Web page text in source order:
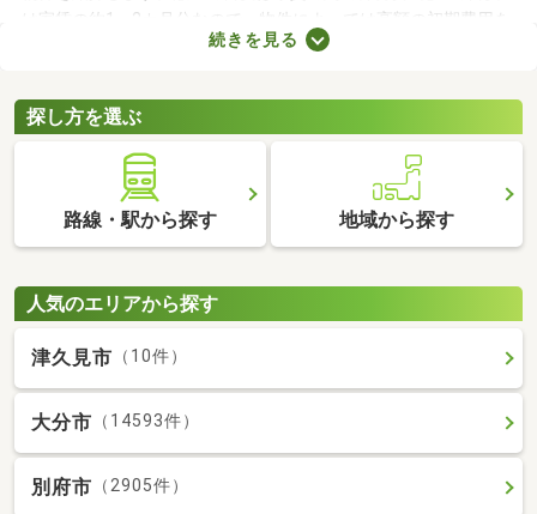
は家賃の約1～2カ月分なので、物件によっては高額の初期費用を
用意しなければなりません。新生活に必要な家具や家電、インテ
部屋を見つけましょう。
続きを見る
探し方を選ぶ
路線・駅から探す 地域から探す
人気のエリアから探す
津久見市 （10件）
大分市 （14593件）
別府市 （2905件）